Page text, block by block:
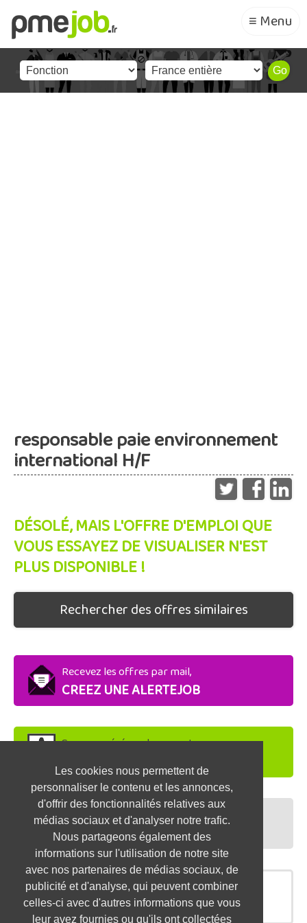
Les cookies nous permettent de
personnaliser le contenu et les annonces,
d'offrir des fonctionnalités relatives aux
médias sociaux et d'analyser notre trafic.
Nous partageons également des
informations sur l'utilisation de notre site
avec nos partenaires de médias sociaux, de
publicité et d'analyse, qui peuvent combiner
celles-ci avec d'autres informations que vous
leur avez fournies ou qu'ils ont collectées
≡ Menu
responsable paie environnement
international H/F
DÉSOLÉ, MAIS L'OFFRE D'EMPLOI QUE
VOUS ESSAYEZ DE VISUALISER N'EST
PLUS DISPONIBLE !
Rechercher des offres similaires
Recevez les offres par mail,
CREEZ UNE ALERTEJOB
Soyez repéré par les recruteurs,
DEPOSEZ VOTRE CV
Préparez vos entretiens,
TESTEZ-VOUS
OFFRES SIMILAIRES